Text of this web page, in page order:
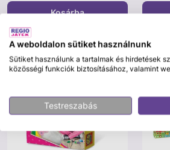
Kosárba
A weboldalon sütiket használnunk
Sütiket használunk a tartalmak és hirdetések
közösségi funkciók biztosításához, valamint
Testreszabás